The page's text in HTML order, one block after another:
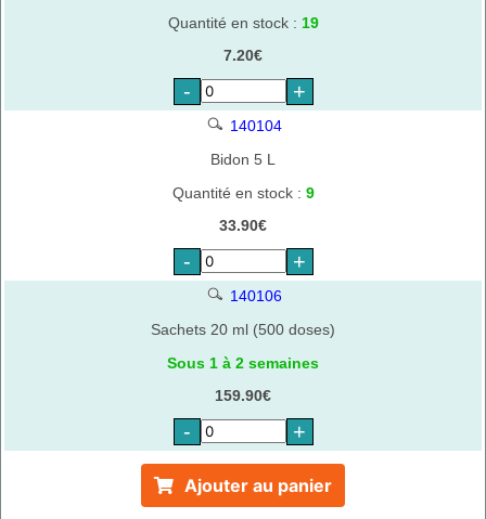
Quantité en stock : 19
7.20€
- +
140104
Bidon 5 L
Quantité en stock : 9
33.90€
- +
140106
Sachets 20 ml (500 doses)
Sous 1 à 2 semaines
159.90€
- +
Ajouter au panier